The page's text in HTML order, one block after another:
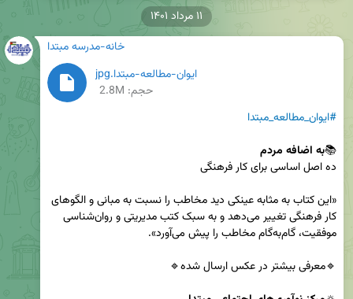
خانه-مدرسه مبتدا
ایوان-مطالعه-مبتدا.jpg
حجم: 2.8M
#ایوان_مطالعه_مبتدا
📚به اضافه مردم
۱۱ مرداد ۱۴۰۱